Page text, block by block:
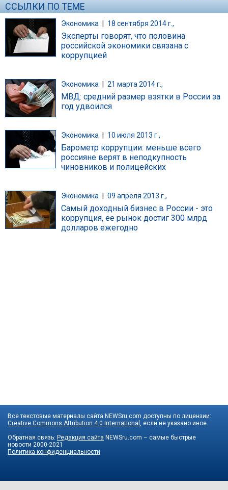
ССЫЛКИ ПО ТЕМЕ
Экономика | 18 сентября 2014 г.,
Эксперты говорят, что половина
российской экономики связана с
коррупцией
Экономика 21 марта 2014 г.,
МВД: средний размер взятки в России за
год удвоился
Экономика 10 июля 2013 г.,
Барометр коррупции: меньше всего
россияне верят в неподкупность
чиновников и полицейских
Экономика 09 апреля 2013 г.,
Самый доходный бизнес в России - это
коррупция, ее рынок достиг 300 млрд
долларов ежегодно
Все текстовые материалы сайта NEWSru.com доступны по лицензии:
Creative Commons Attribution 4.0 International
, если не указано иное.
Обратная связь: Редакция сайта NEWSru.com – самые быстрые
новости 2000-2021
Политика конфиденциальности